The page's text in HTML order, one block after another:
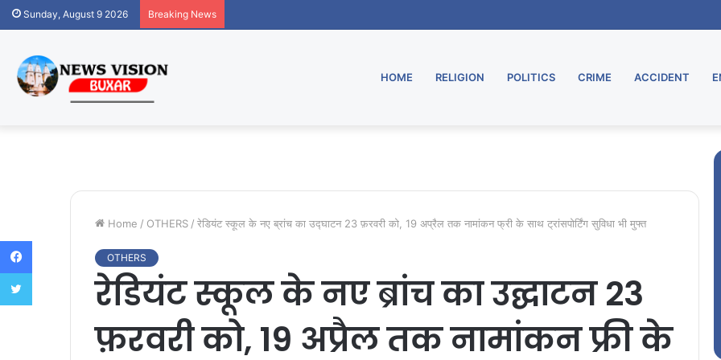
Sunday, August 9 2026 Breaking News
HOME RELIGION POLITICS CRIME ACCIDENT
Home / OTHERS / रेडियंट स्कूल के नए ब्रांच का उद्घाटन 23 फ़रवरी को, 19 अप्रैल तक नामांकन फ्री के साथ ट्रांसपोर्टिंग सुविधा भी मुफ्त
OTHERS
रेडियंट स्कूल के नए ब्रांच का उद्घाटन 23
फ़रवरी को, 19 अप्रैल तक नामांकन फ्री के